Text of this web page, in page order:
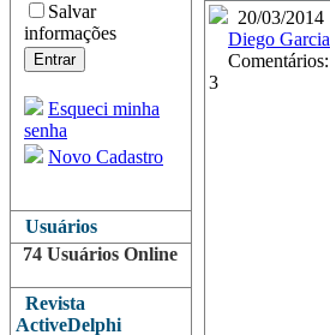
Salvar
informações
Esqueci minha
senha
Novo Cadastro
Usuários
74 Usuários Online
Revista
ActiveDelphi
20/03/2014
Diego Garcia
Comentários:
3